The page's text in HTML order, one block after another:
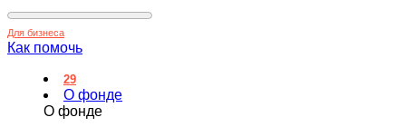
Для бизнеса
Как помочь
29
О фонде
О фонде